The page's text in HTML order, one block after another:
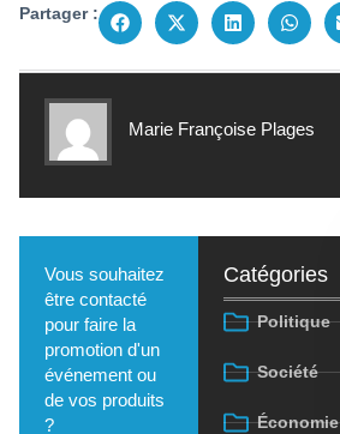
Partager :
Marie Françoise Plages
Vous souhaitez
être contacté
pour faire la
promotion d'un
événement ou
de vos produits
?
Catégories
Politique
Société
Économie